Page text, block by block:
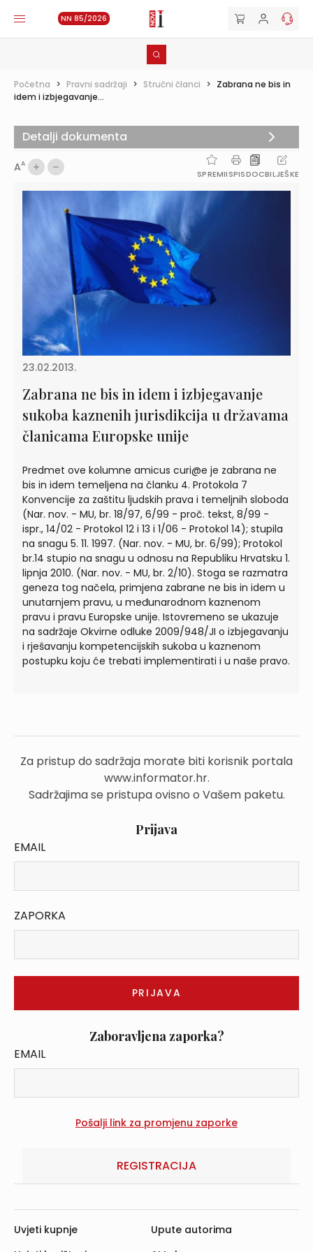
NN 85/2026
Početna > Pravni sadržaji > Stručni članci > Zabrana ne bis in
idem i izbjegavanje...
AA
SPREMIISPISDOCBILJEŠKE
23.02.2013.
Zabrana ne bis in idem i izbjegavanje
sukoba kaznenih jurisdikcija u državama
članicama Europske unije
Predmet ove kolumne amicus curi@e je zabrana ne
bis in idem temeljena na članku 4. Protokola 7
Konvencije za zaštitu ljudskih prava i temeljnih sloboda
(Nar. nov. - MU, br. 18/97, 6/99 - proč. tekst, 8/99 -
ispr., 14/02 - Protokol 12 i 13 i 1/06 - Protokol 14); stupila
na snagu 5. 11. 1997. (Nar. nov. - MU, br. 6/99); Protokol
br.14 stupio na snagu u odnosu na Republiku Hrvatsku 1.
lipnja 2010. (Nar. nov. - MU, br. 2/10). Stoga se razmatra
geneza tog načela, primjena zabrane ne bis in idem u
unutarnjem pravu, u međunarodnom kaznenom
pravu i pravu Europske unije. Istovremeno se ukazuje
na sadržaje Okvirne odluke 2009/948/JI o izbjegavanju
i rješavanju kompetencijskih sukoba u kaznenom
postupku koju će trebati implementirati i u naše pravo.
Za pristup do sadržaja morate biti korisnik portala
www.informator.hr.
Sadržajima se pristupa ovisno o Vašem paketu.
Prijava
EMAIL
ZAPORKA
Zaboravljena zaporka?
EMAIL
REGISTRACIJA
Detalji dokumenta
Uvjeti kupnje
Upute autorima